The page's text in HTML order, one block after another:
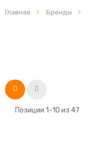
Главная Бренды
Список
Позиции 1-10 из 47